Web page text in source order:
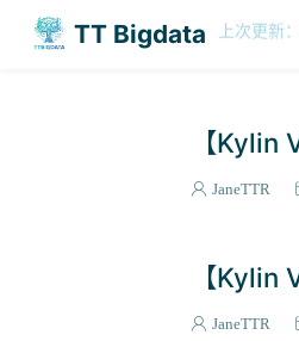
TT Bigdata 今日 329
【
JaneTTR
【
JaneTTR